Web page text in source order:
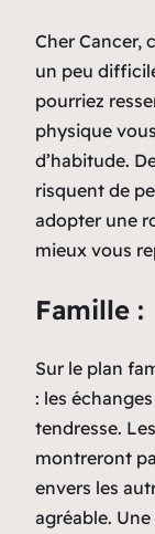
Cher Cancer,
un peu
pourriez
physique
d’habitude.
risquent de
adopter une
mieux vous
Famille :
Sur le plan
: les
tendresse.
montreront
envers les
agréable.